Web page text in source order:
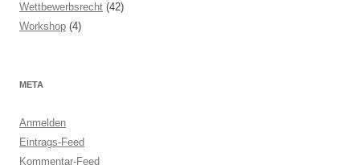
Wettbewerbsrecht (42)
Workshop (4)
META
Anmelden
Eintrags-Feed
Kommentar-Feed